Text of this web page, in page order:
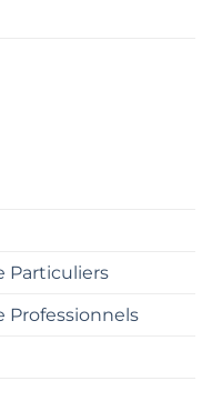
Particuliers
Professionnels